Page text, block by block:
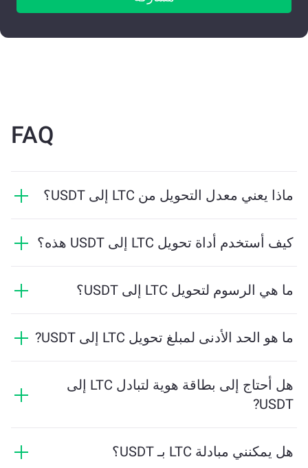
FAQ
ماذا يعني معدل التحويل من LTC إلى USDT؟
يتقلب هذا المعدل بناءً على ظروف السوق والعرض والطلب
كيف أستخدم أداة تحويل LTC إلى USDT هذه؟
الأداة بحساب الكمية التقديرية من USDT التي ستستلمها. ثم
ما هي الرسوم لتحويل LTC إلى USDT؟
السوق. تقدم ChangeNOW أسعارًا تنافسية دون رسومما هو الحد الأدنى لمبلغ تحويل LTC إلى USDT?
النظام الأساسي بحساب المبلغ الأدنى المطلوب لضمان
إجراء المعاملة بسلاسة. ولكن في معظم الحالات، يكون
هل أحتاج إلى بطاقة هوية لتبادل LTC إلى
USDT?
يجعل العملية سريعة ومجهولة. ومع ذلك، إذا قمت بتسجيل
هل يمكنني مبادلة LTC بـ USDT؟